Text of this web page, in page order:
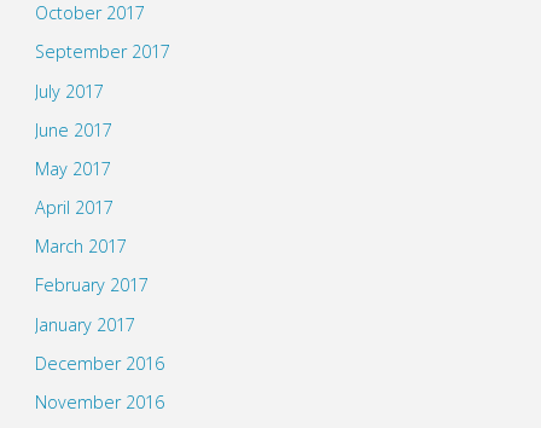
October 2017
September 2017
July 2017
June 2017
May 2017
April 2017
March 2017
February 2017
January 2017
December 2016
November 2016